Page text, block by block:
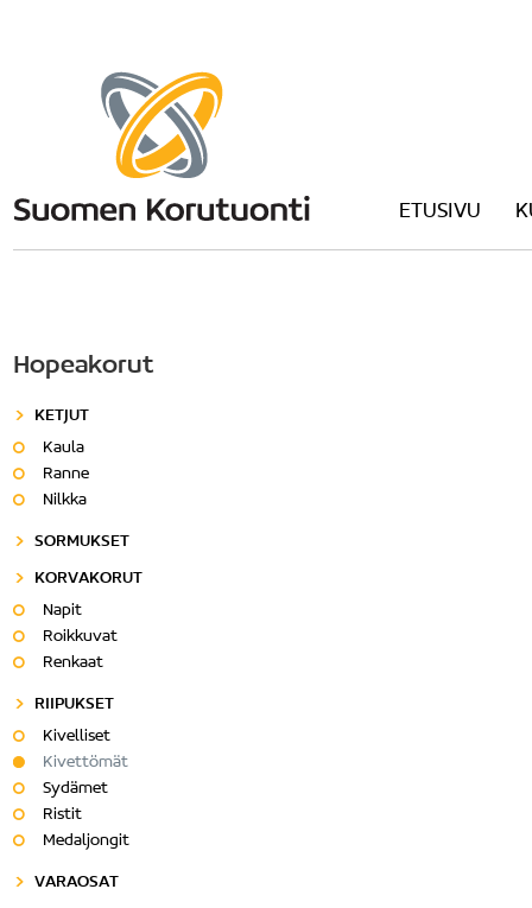
ETUSIVU
Hopeakorut
KETJUT
Kaula
Ranne
Nilkka
SORMUKSET
KORVAKORUT
Napit
Roikkuvat
Renkaat
RIIPUKSET
Kivelliset
Kivettömät
Sydämet
Ristit
Medaljongit
VARAOSAT